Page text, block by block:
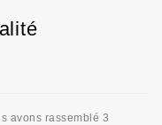
avons rassemblé 3